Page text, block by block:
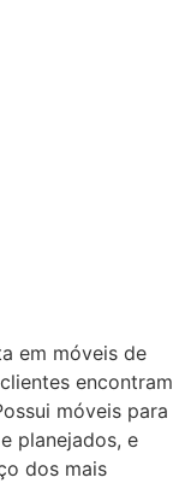
em móveis de
encontram
móveis para
planejados, e
dos mais